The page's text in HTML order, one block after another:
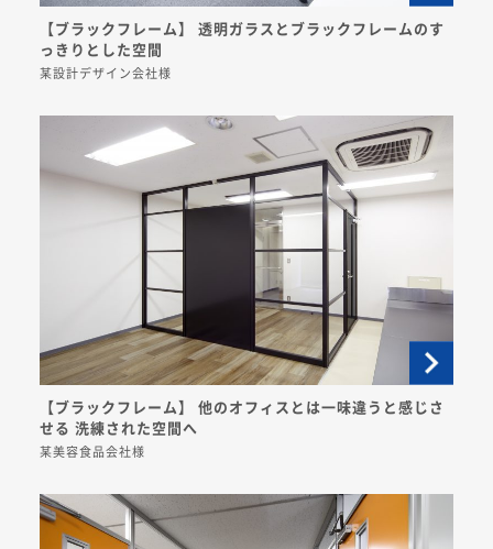
【ブラックフレーム】 透明ガラスとブラックフレームのす
っきりとした空間
某設計デザイン会社様
【ブラックフレーム】 他のオフィスとは一味違うと感じさ
せる 洗練された空間へ
某美容食品会社様